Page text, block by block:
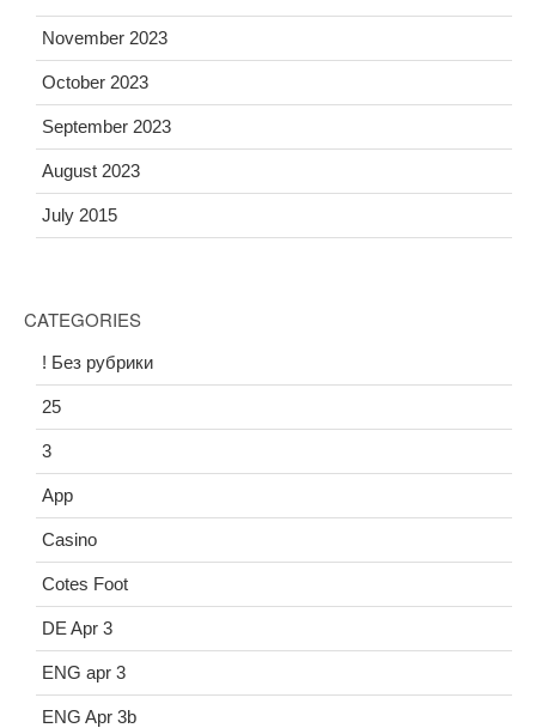
November 2023
October 2023
September 2023
August 2023
July 2015
CATEGORIES
! Без рубрики
25
3
App
Casino
Cotes Foot
DE Apr 3
ENG apr 3
ENG Apr 3b